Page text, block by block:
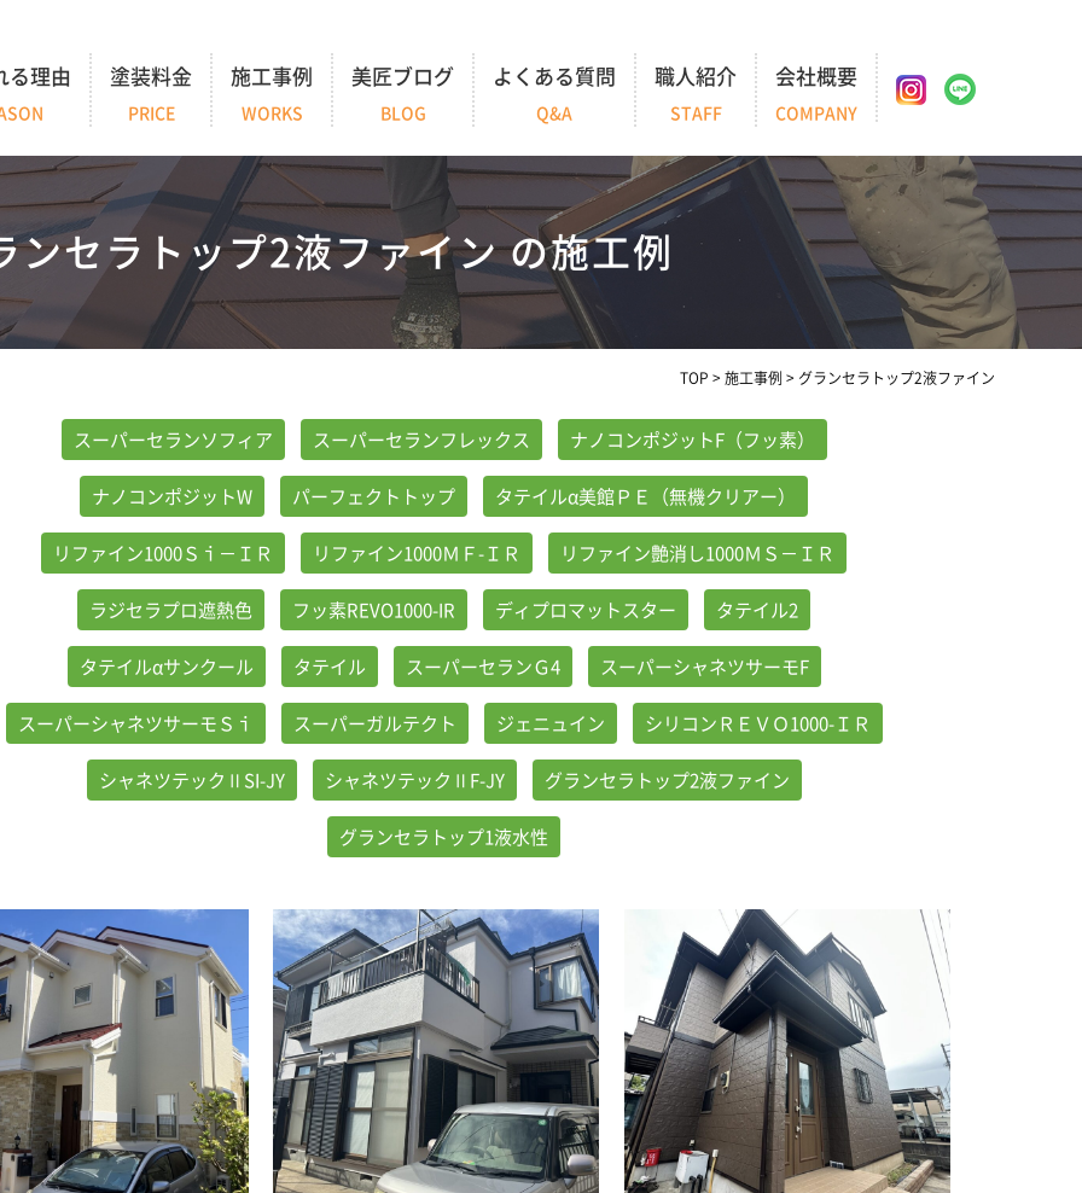
る理由 塗装料金
PRICE
施工事例
WORKS
美匠ブログ
BLOG
よくある質問
Q&A
職人紹介
STAFF
会社概要
COMPANY
ンセラトップ2液ファイン の施工例
TOP > 施工事例 > グランセラトップ2液ファイン
スーパーセランソフィア スーパーセランフレックス ナノコンポジットF（フッ素）
ナノコンポジットW パーフェクトトップ タテイルα美館ＰＥ（無機クリアー）
リファイン1000Ｓｉ－ＩＲ リファイン1000ＭＦ-ＩＲ リファイン艶消し1000ＭＳ－ＩＲ
ラジセラプロ遮熱色 フッ素REVO1000-IR ディプロマットスター タテイル2
タテイルαサンクール タテイル スーパーセランＧ4 スーパーシャネツサーモF
スーパーシャネツサーモＳｉ スーパーガルテクト ジェニュイン シリコンＲＥＶＯ1000-ＩＲ
シャネツテックⅡSI-JY シャネツテックⅡF-JY グランセラトップ2液ファイン
グランセラトップ1液水性